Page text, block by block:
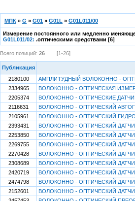
МПК » G » G01 » G01L » G01L011/00
Измерение постоянного или медленно
G01L011/02: .оптическими средствами [6]
Всего позиций: 26 [1-26]
Публикация
2180100
АМПЛИТУДНЫЙ ВОЛОКОННО -
2334965
ВОЛОКОННО - ОПТИЧЕСКАЯ
2205374
ВОЛОКОННО - ОПТИЧЕСКИЕ
2116631
ВОЛОКОННО - ОПТИЧЕСКИЙ
2105961
ВОЛОКОННО - ОПТИЧЕСКИЙ
2393431
ВОЛОКОННО - ОПТИЧЕСКИЙ
2253850
ВОЛОКОННО - ОПТИЧЕСКИЙ
2269755
ВОЛОКОННО - ОПТИЧЕСКИЙ
2270428
ВОЛОКОННО - ОПТИЧЕСКИЙ
2308689
ВОЛОКОННО - ОПТИЧЕСКИЙ
2420719
ВОЛОКОННО - ОПТИЧЕСКИЙ
2474798
ВОЛОКОННО - ОПТИЧЕСКИЙ
2152601
ВОЛОКОННО - ОПТИЧЕСКИЙ